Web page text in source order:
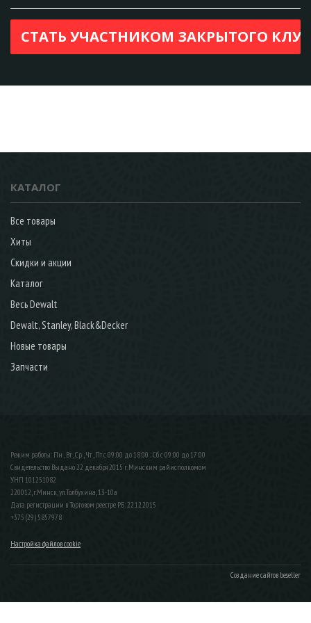
КАТАЛОГ
Все товары
Хиты
Скидки и акции
Каталог
Весь Dewalt
Dewalt, Stanley, Black&Decker
Новые товары
Запчасти
Режим работы: Пн , Вт , Ср , Чт , Пт c 09:00 до 18:00 ; Сб c 09:00 до 17:00
Свидетельство Выдано 22 декабря 2015 г. Минским райисполкомом
УНП 101251082
220012, г.Минск, ул.Толбухина, 13-10а
Дата регистрации в Торговом реестре РБ: 22.12.2015
+375 (29) 5857978
Настройка файлов cookie
Создание сайтов beseller